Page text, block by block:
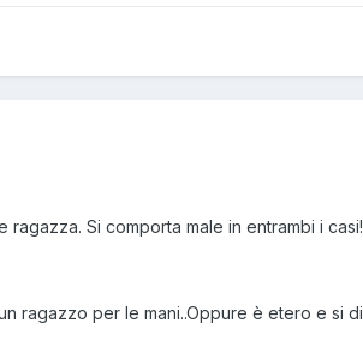
Si comporta male in entrambi i casi!
ragazzo per le mani..Oppure è etero e si